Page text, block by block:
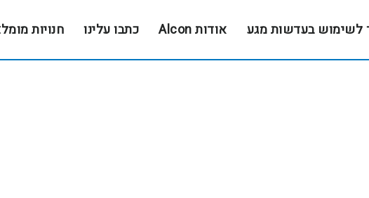
לשימוש בעדשות מגע אודות Alcon כתבו עלינו חנויות